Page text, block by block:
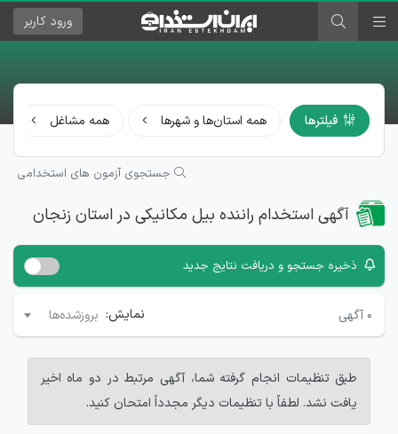
ورود کاربر
فیلترها همه استان‌ها و شهرها همه مشاغل
جستجوی آزمون های استخدامی
آگهی استخدام راننده بیل مکانیکی در استان زنجان
ذخیره جستجو و دریافت نتایج جدید
۰ آگهی نمایش: بروزشده‌ها
طبق تنظیمات انجام گرفته شما، آگهی مرتبط در دو ماه اخیر
یافت نشد. لطفاً با تنظیمات دیگر مجدداً امتحان کنید.